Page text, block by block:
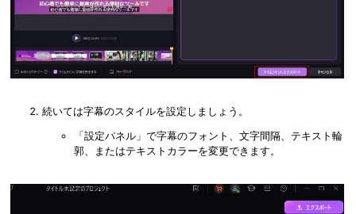
続いては字幕のスタイルを設定しましょう。
「設定パネル」で字幕のフォント、文字間隔、テキスト輪
郭、またはテキストカラーを変更できます。